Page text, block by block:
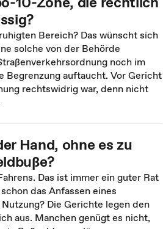
Bereich? Das wünscht sich
solche von der Behörde
noch im
Begrenzung auftaucht. Vor Gericht
rechtswidrig war, denn nicht
Hand, ohne es zu
Das ist immer ein guter Rat
das Anfassen eines
Die Gerichte legen den
aus. Manchen genügt es nicht,